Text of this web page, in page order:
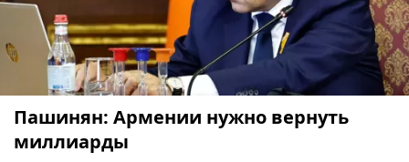
Пашинян: Армении нужно вернуть
миллиарды